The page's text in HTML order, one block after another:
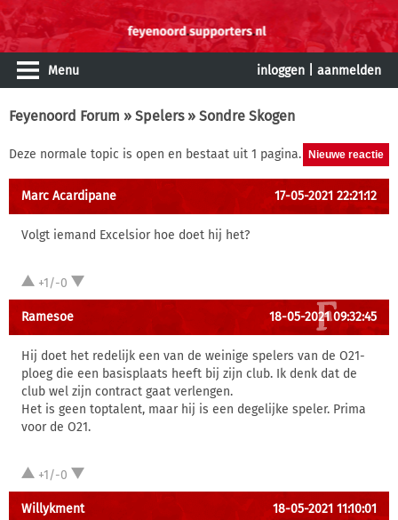
Menu inloggen aanmelden
Feyenoord Forum » Spelers» Sondre Skogen
Deze normale topic is open en bestaat uit 1 pagina.
Marc Acardipane 17-05-2021 22:21:12
Volgt iemand Excelsior hoe doet hij het?
+1/-0
Ramesoe 18-05-2021 09:32:45
Hij doet het redelijk een van de weinige spelers van de O21-
ploeg die een basisplaats heeft bij zijn club. Ik denk dat de
club wel zijn contract gaat verlengen.
Het is geen toptalent, maar hij is een degelijke speler. Prima
voor de O21.
+1/-0
Willykment 18-05-2021 11:10:01